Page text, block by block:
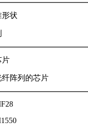
形状
片
纤阵列的芯片